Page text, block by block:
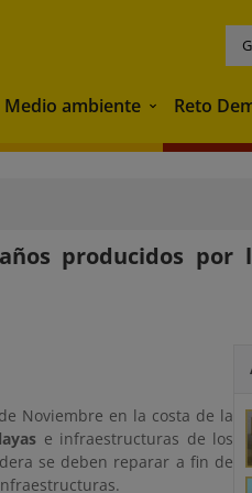
Medio ambiente Medio
Reto
producidos por
Noviembre en la costa de la
e infraestructuras de los
se deben reparar a fin de